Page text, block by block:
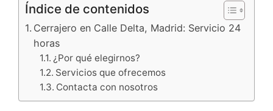
Índice de contenidos
Cerrajero en Calle Delta, Madrid: Servicio 24
horas
¿Por qué elegirnos?
Servicios que ofrecemos
Contacta con nosotros